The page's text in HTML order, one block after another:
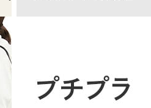
ース メンズ ユニセックス シンプル コン
ット 水玉 ゴールド かわいい 日本製 京